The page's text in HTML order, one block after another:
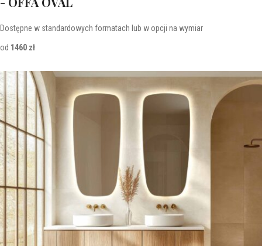
Dostępne w standardowych formatach lub w opcji na wymiar
od 1460 zł